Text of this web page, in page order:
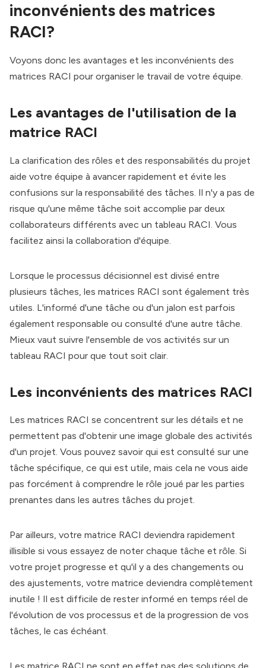
inconvénients des matrices
RACI?
Voyons donc les avantages et les inconvénients des
matrices RACI pour organiser le travail de votre équipe.
Les avantages de l'utilisation de la
matrice RACI
La clarification des rôles et des responsabilités du projet
aide votre équipe à avancer rapidement et évite les
confusions sur la responsabilité des tâches. Il n'y a pas de
risque qu'une même tâche soit accomplie par deux
collaborateurs différents avec un tableau RACI. Vous
facilitez ainsi la collaboration d'équipe.
Lorsque le processus décisionnel est divisé entre
plusieurs tâches, les matrices RACI sont également très
utiles. L'informé d'une tâche ou d'un jalon est parfois
également responsable ou consulté d'une autre tâche.
Mieux vaut suivre l'ensemble de vos activités sur un
tableau RACI pour que tout soit clair.
Les inconvénients des matrices RACI
Les matrices RACI se concentrent sur les détails et ne
permettent pas d'obtenir une image globale des activités
d'un projet. Vous pouvez savoir qui est consulté sur une
tâche spécifique, ce qui est utile, mais cela ne vous aide
pas forcément à comprendre le rôle joué par les parties
prenantes dans les autres tâches du projet.
Par ailleurs, votre matrice RACI deviendra rapidement
illisible si vous essayez de noter chaque tâche et rôle. Si
votre projet progresse et qu'il y a des changements ou
des ajustements, votre matrice deviendra complètement
inutile ! Il est difficile de rester informé en temps réel de
l'évolution de vos processus et de la progression de vos
tâches, le cas échéant.